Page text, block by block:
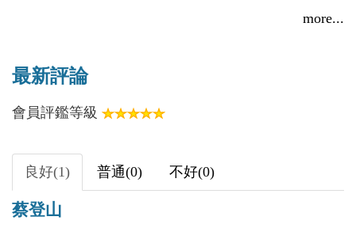
影》、《讀人閱史──從晚清到民國》等十數本著
作。
第二節 殷代之巫娼
第三章 奴隸娼妓及官娼發生時代
第一節 西周之奴隸娼妓
第三節 春秋以後女樂之發達
第四節 戰國時代娼妓發達及其原因
第五節 漢代之營妓
more...
最新評論
會員評鑑等級
良好(1) 普通(0) 不好(0)
蔡登山